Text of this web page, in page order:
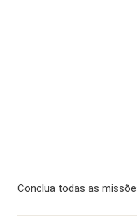
Conclua todas as